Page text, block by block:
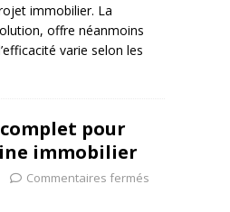
immobilier. La
offre néanmoins
varie selon les
complet pour
immobilier
Commentaires fermés